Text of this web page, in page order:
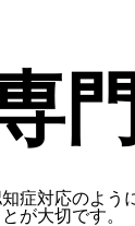
症対応のよう
が大切です。